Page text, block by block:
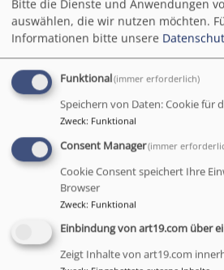
Bildrechte Bernd Popp
Zur
auch
Die
madla sowie die Freiwillige
Ludersheim ins Festzelt am
Gemeinsam mit Pfarrer Bernd
(Stimi) Stiegler an der Gitarre
Bitte die Dienste und Anwendungen
auswählen, die wir nutzen möchten.
Informationen bitte unsere
Funktional(immer erforderlich)
Speichern von Daten: Cookie für
Zweck: Funktional
Consent Manager(immer
Cookie Consent speichert Ihre
Browser
Zweck: Funktional
Einbindung von art19.com über
Zeigt Inhalte von art19.com